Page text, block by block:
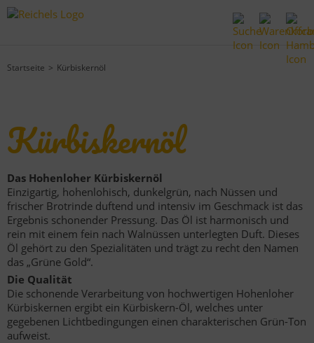
Startseite Kürbiskernöl
Kürbiskernöl
Das Hohenloher Kürbiskernöl
Einzigartig, hohenlohisch, dunkelgrün, nach Nüssen und
frischer Brotrinde duftend und intensiv im Geschmack ist das
Ergebnis schonender Pressung. Das Öl ist harmonisch und
rein mit einem fein nach Walnüssen unterlegten Duft. Dieses
Öl gehört zu den Spezialitäten und trägt zu recht den Namen
das „Grüne Gold“.
Die Qualität
Die schonende Verarbeitung von hochwertigen Hohenloher
Kürbiskernen ergibt ein Kürbiskern-Öl, welches unter
gegebenen Lichtbedingungen einen charakterischen Grün-Ton
aufweist.